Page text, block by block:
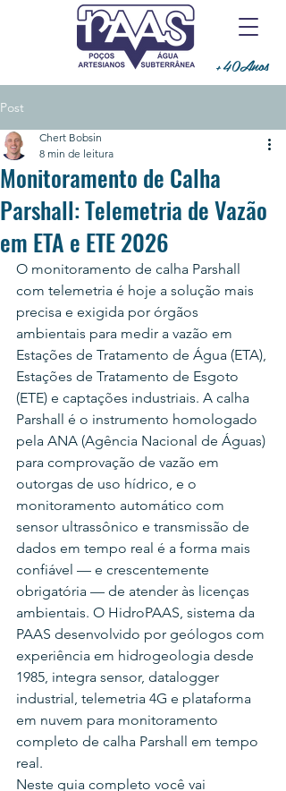
+40Anos
Post
Monitoramento de Calha
Parshall: Telemetria de Vazão
em ETA e ETE 2026
Chert Bobsin
8 min de leitura
O monitoramento de calha Parshall
com telemetria é hoje a solução mais
precisa e exigida por órgãos
ambientais para medir a vazão em
Estações de Tratamento de Água (ETA),
Estações de Tratamento de Esgoto
(ETE) e captações industriais. A calha
Parshall é o instrumento homologado
pela ANA (Agência Nacional de Águas)
para comprovação de vazão em
outorgas de uso hídrico, e o
monitoramento automático com
sensor ultrassônico e transmissão de
dados em tempo real é a forma mais
confiável — e crescentemente
obrigatória — de atender às licenças
ambientais. O HidroPAAS, sistema da
PAAS desenvolvido por geólogos com
experiência em hidrogeologia desde
1985, integra sensor, datalogger
industrial, telemetria 4G e plataforma
em nuvem para monitoramento
completo de calha Parshall em tempo
real.
Neste guia completo você vai